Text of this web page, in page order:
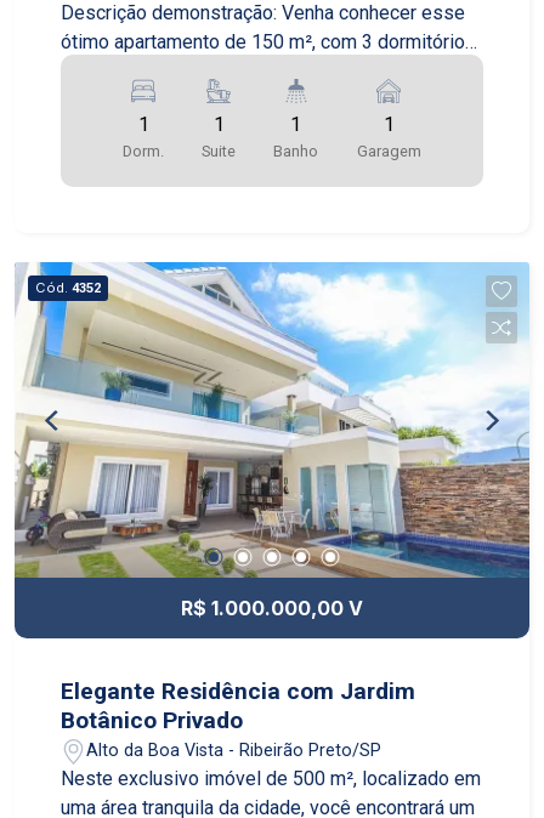
Descrição demonstração: Venha conhecer esse
ótimo apartamento de 150 m², com 3 dormitórios
e 1 suíte no bairro Sumaré, em São Paulo. O
apartamento é novo e está em excelente estado
de conservação. O imóvel já está mobiliado e fica
no 13º andar, proporcionando uma maravilhosa
vista da região do Sumaré. Cozinha equipada e
hidromassagem. O imóvel possui 2 banheiros. O
edifício conta com várias opções de lazer:
piscina, quadra poliesportiva, academia, salão de
jogos, salão de festas e churrasqueira. Para sua
segurança, o condomínio possui vigilância 24
horas, controlando o fluxo de entrada e saída dos
moradores e visitantes. 2 vagas na garagem
1
Dorm.
1
Suite
1
Banho
1
Garagem
Cód. 4352
R$ 1.000.000,00 V
Elegante Residência com Jardim
Botânico Privado
Alto da Boa Vista - Ribeirão Preto/SP
Neste exclusivo imóvel de 500 m², localizado em
uma área tranquila da cidade, você encontrará um